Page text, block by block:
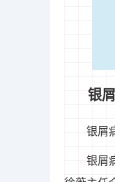
银
银屑
银屑